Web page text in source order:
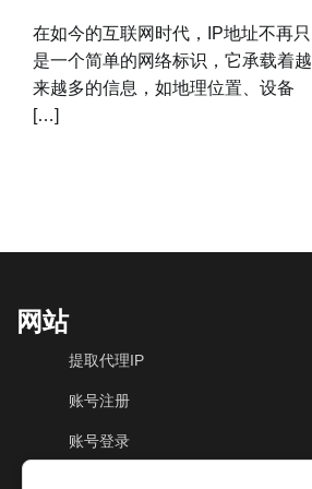
在如今的互联网时代，IP地址不再只
是一个简单的网络标识，它承载着越
来越多的信息，如地理位置、设备
[…]
网站
提取代理IP
账号注册
账号登录